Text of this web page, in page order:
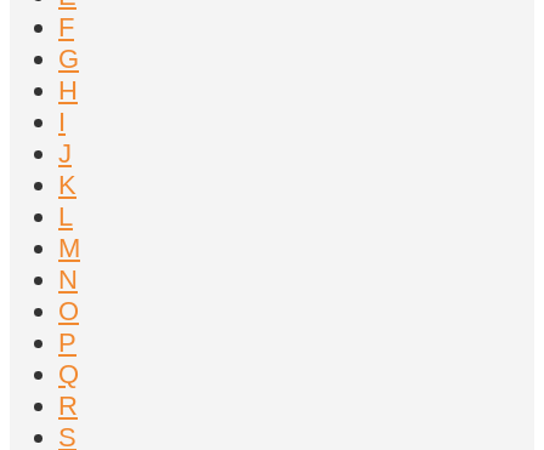
F
G
H
I
J
K
L
M
N
O
P
Q
R
S